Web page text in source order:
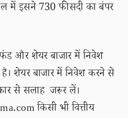
में इसने 730 फीसदी का बंपर
और शेयर बाजार में निवेश
शेयर बाजार में निवेश करने से
से सलाह जरूर लें।
किसी भी वित्तीय